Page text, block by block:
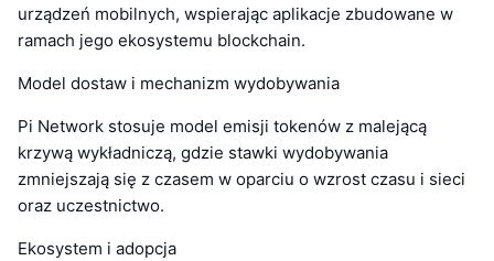
urządzeń mobilnych, wspierając aplikacje zbudowane w
ramach jego ekosystemu blockchain.
Model dostaw i mechanizm wydobywania
Pi Network stosuje model emisji tokenów z malejącą
krzywą wykładniczą, gdzie stawki wydobywania
zmniejszają się z czasem w oparciu o wzrost czasu i sieci
oraz uczestnictwo.
Ekosystem i adopcja